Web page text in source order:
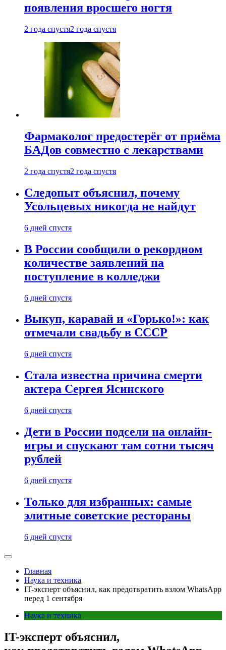
появления вросшего ногтя
2 года спустя2 года спустя
Фармаколог предостерёг от приёма
БАДов совместно с лекарствами
2 года спустя2 года спустя
Следопыт объяснил, почему
Усольцевых никогда не найдут
6 дней спустя
В России сообщили о рекордном
количестве заявлений на
поступление в колледжи
6 дней спустя
Выкуп, каравай и «Горько!»: как
отмечали свадьбу в СССР
6 дней спустя
Стала известна причина смерти
актера Сергея Ясинского
6 дней спустя
Дети в России подсели на онлайн-
игры и спускают там сотни тысяч
рублей
6 дней спустя
Только для избранных: самые
элитные советские рестораны
6 дней спустя
Главная
Наука и техника
IT-эксперт объяснил, как предотвратить взлом WhatsApp
перед 1 сентября
Наука и техника
IT-эксперт объяснил,